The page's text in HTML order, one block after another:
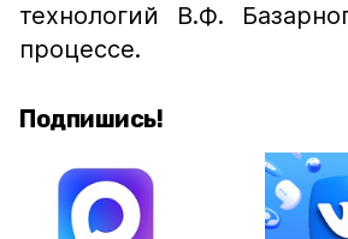
технологий В.Ф.
процессе.
Подпишись!